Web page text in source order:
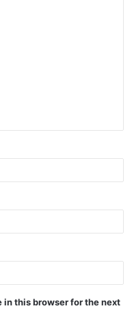
in this browser for the next